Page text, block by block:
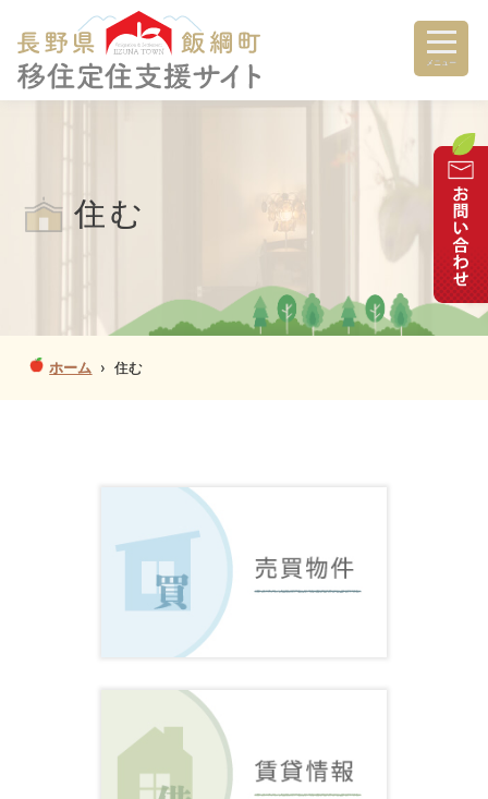
メニュー
住む
ホーム › 住む